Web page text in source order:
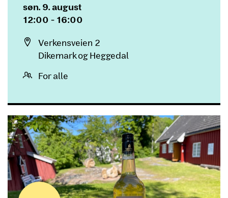
søn. 9. august
12:00 - 16:00
Verkensveien 2
Dikemark og Heggedal
For alle